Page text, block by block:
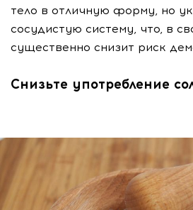
тело в отличную форму, но
сосудистую систему, что, в
существенно снизит риск
Снизьте употребление